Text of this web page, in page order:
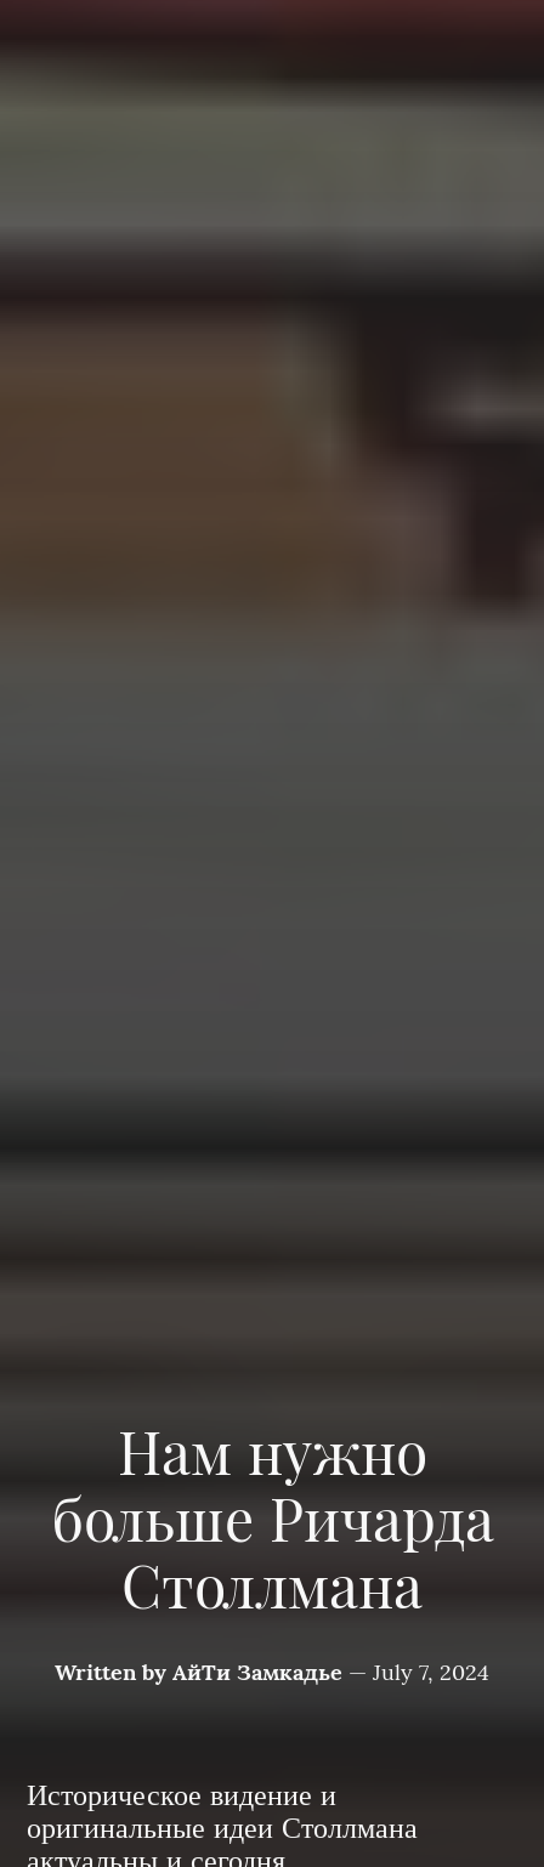
Нам нужно
больше Ричарда
Столлмана
Written byАйТи Замкадье — July 7, 2024
Историческое видение и
оригинальные идеи Столлмана